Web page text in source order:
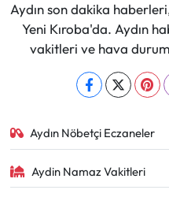
Aydın son dakika
Yeni Kıroba'da. Aydın
vakitleri ve hava
Aydın Nöbetçi Eczaneler
Aydin Namaz Vakitleri